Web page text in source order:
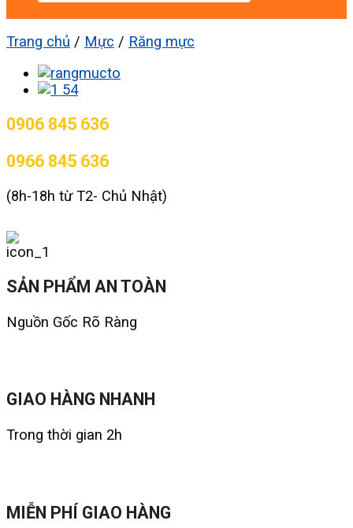
Trang chủ / Mực / Răng mực
0906 845 636
0966 845 636
(8h-18h từ T2- Chủ Nhật)
SẢN PHẨM AN TOÀN
Nguồn Gốc Rõ Ràng
GIAO HÀNG NHANH
Trong thời gian 2h
MIỄN PHÍ GIAO HÀNG